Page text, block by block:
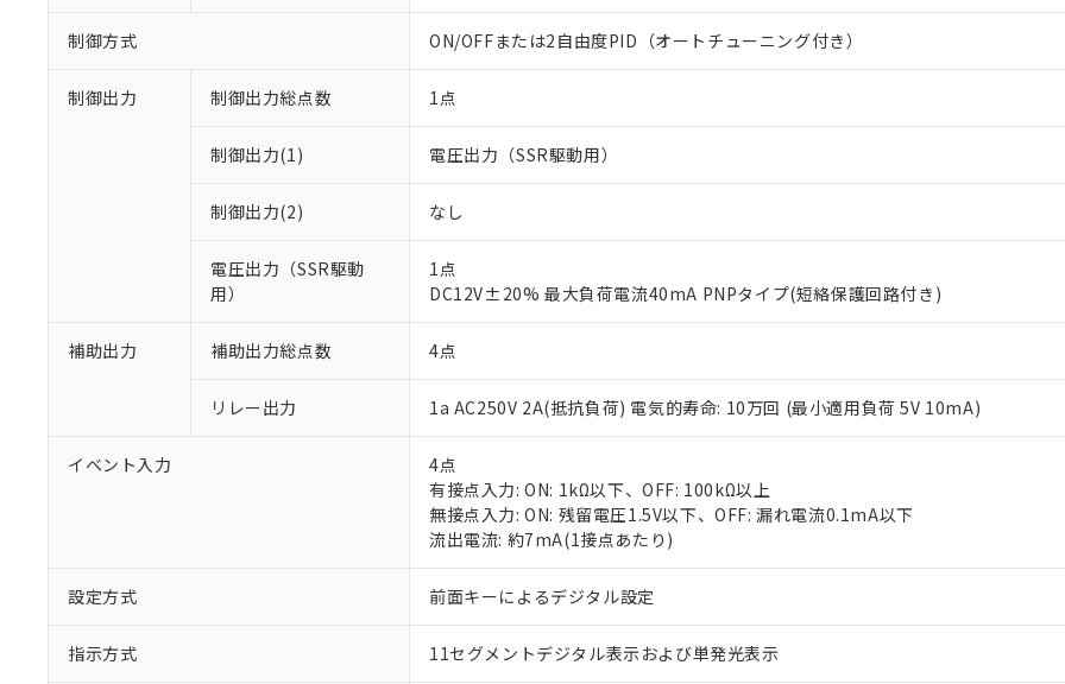
制御方式 ON/OFFまたは2自由度PID（オートチューニング付き）
制御出力 制御出力総点数 1点
制御出力(1) 電圧出力（SSR駆動用）
制御出力(2) なし
電圧出力（SSR駆動
用）
1点
DC12V±20% 最大負荷電流40mA PNPタイプ(短絡保護回路付き)
補助出力 補助出力総点数 4点
リレー出力 1a AC250V 2A(抵抗負荷) 電気的寿命: 10万回 (最小適用負荷 5V 10mA)
イベント入力
4点
有接点入力: ON: 1kΩ以下、OFF: 100kΩ以上
無接点入力: ON: 残留電圧1.5V以下、OFF: 漏れ電流0.1mA以下
流出電流: 約7mA(1接点あたり)
設定方式 前面キーによるデジタル設定
指示方式 11セグメントデジタル表示および単発光表示
ご利用条件
以下の条件をお読みいただき、同意のうえご利用ください。
※1 対応状況
対応済み：EU RoHS指令（10物質）の非含有に対応した製品が提供可能な商品です。
対応予定：EU RoHS指令（10物質）の非含有に対応した製品に切り替える予定のある商
対応予定なし：EU RoHS指令（10物質）の非含有に非対応の商品で、対応品を出す予
非該当品：ライセンス料など無形物で、有害物質有無と関係のない商品です。
仕入先様の事情により、非含有部品としていたものが、含有品と判明した場合などやむ
があります。
※1 中国RoHS○×表